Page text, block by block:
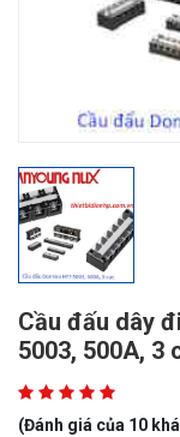
Cầu đấu dây
5003, 500A, 3
(Đánh giá của 10